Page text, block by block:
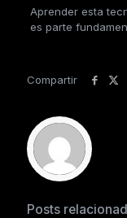
Aprender esta
es parte
Compartir
Posts